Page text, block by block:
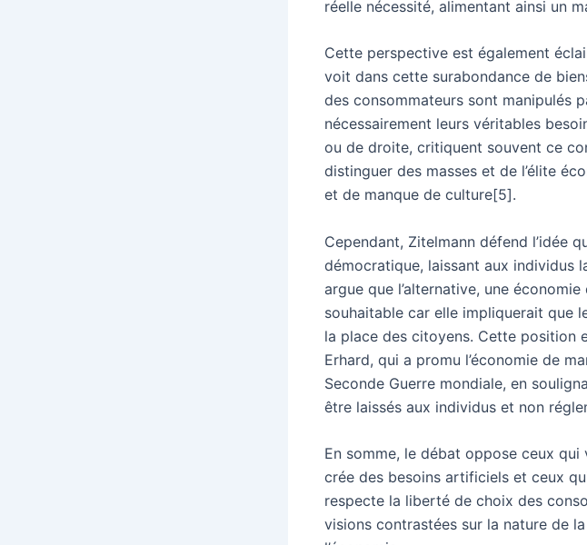
réelle nécessité, alimentant ainsi un
Cette perspective est également
voit dans cette surabondance de
des consommateurs sont manipulés
nécessairement leurs véritables
ou de droite, critiquent souvent ce
distinguer des masses et de l’élite
et de manque de culture[5].
Cependant, Zitelmann défend l’idée
démocratique, laissant aux individus
argue que l’alternative, une
souhaitable car elle impliquerait que
la place des citoyens. Cette position
Erhard, qui a promu l’économie de
Seconde Guerre mondiale, en
être laissés aux individus et non
En somme, le débat oppose ceux
crée des besoins artificiels et ceux
respecte la liberté de choix des
visions contrastées sur la nature de